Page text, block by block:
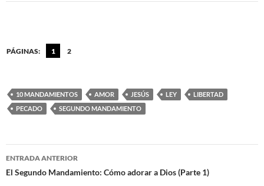
PÁGINAS: 1 2
10 MANDAMIENTOS AMOR JESÚS LEY
LIBERTAD
PECADO
SEGUNDO MANDAMIENTO
Navegación
ENTRADA ANTERIOR
El Segundo Mandamiento: Cómo adorar a Dios (Parte 1)